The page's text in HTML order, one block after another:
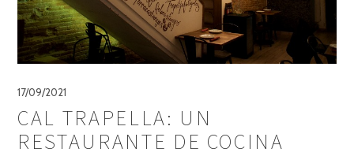
17/09/2021
CAL TRAPELLA: UN
RESTAURANTE DE COCINA